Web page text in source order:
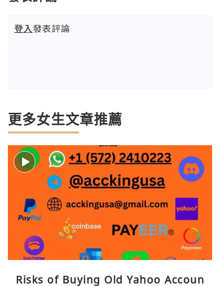
登入發表評論
更多女生文章推薦
Risks of Buying Old Yahoo Accoun